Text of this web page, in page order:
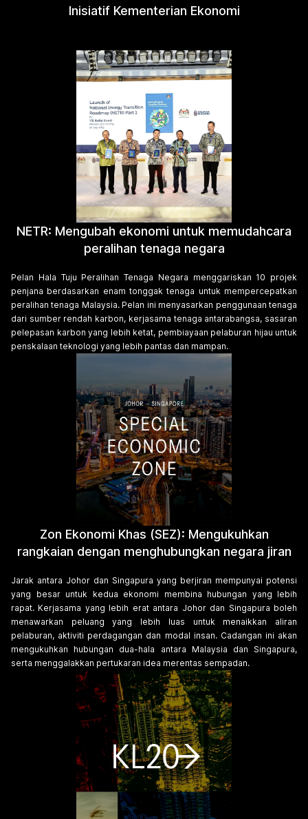
Inisiatif Kementerian Ekonomi
NETR: Mengubah ekonomi untuk memudahcara
peralihan tenaga negara
Pelan Hala Tuju Peralihan Tenaga Negara menggariskan 10 projek
penjana berdasarkan enam tonggak tenaga untuk mempercepatkan
peralihan tenaga Malaysia. Pelan ini menyasarkan penggunaan tenaga
dari sumber rendah karbon, kerjasama tenaga antarabangsa, sasaran
pelepasan karbon yang lebih ketat, pembiayaan pelaburan hijau untuk
penskalaan teknologi yang lebih pantas dan mampan.
Zon Ekonomi Khas (SEZ): Mengukuhkan
rangkaian dengan menghubungkan negara jiran
Jarak antara Johor dan Singapura yang berjiran mempunyai potensi
yang besar untuk kedua ekonomi membina hubungan yang lebih
rapat. Kerjasama yang lebih erat antara Johor dan Singapura boleh
menawarkan peluang yang lebih luas untuk menaikkan aliran
pelaburan, aktiviti perdagangan dan modal insan. Cadangan ini akan
mengukuhkan hubungan dua-hala antara Malaysia dan Singapura,
serta menggalakkan pertukaran idea merentas sempadan.